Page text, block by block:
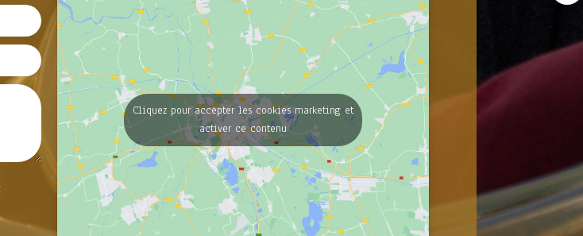
Cliquez pour accepter les cookies marketing et
activer ce contenu